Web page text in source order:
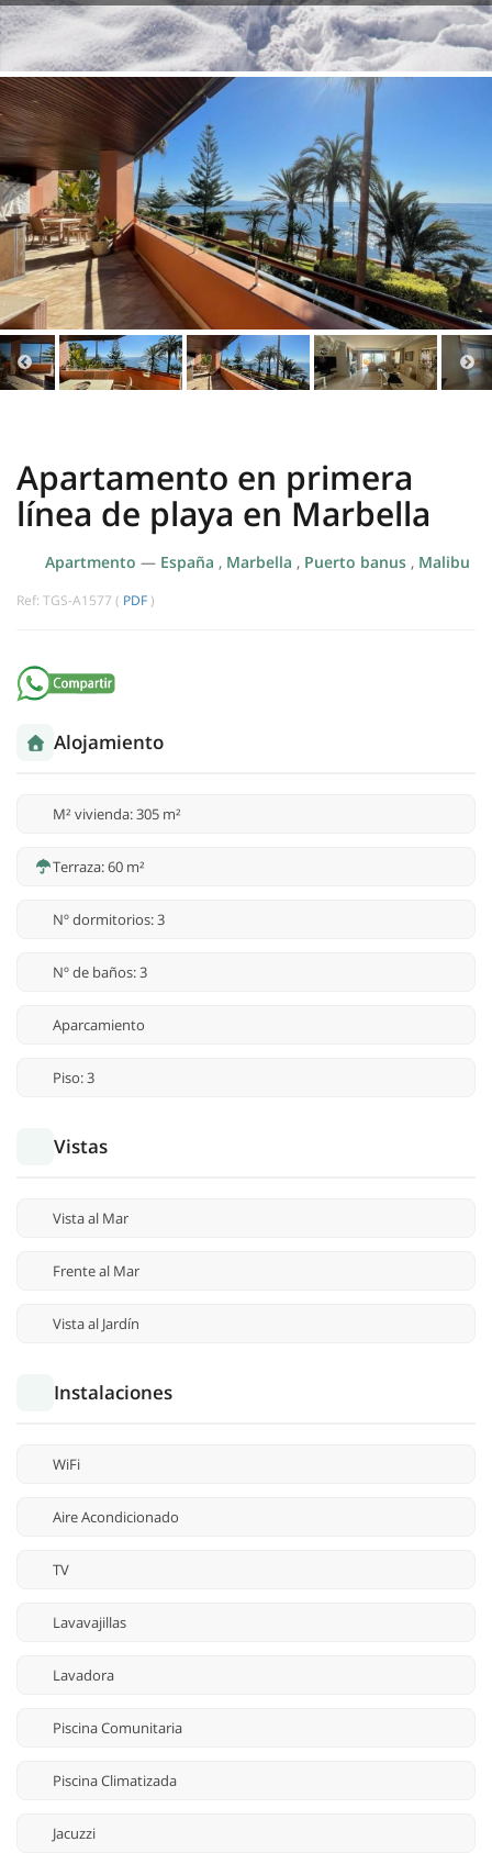
Apartamento en primera
línea de playa en Marbella
Apartmento — España , Marbella , Puerto banus , Malibu
Ref: TGS-A1577 ( PDF )
Alojamiento
M² vivienda: 305 m²
Terraza: 60 m²
Nº dormitorios: 3
Nº de baños: 3
Aparcamiento
Piso: 3
Vistas
Vista al Mar
Frente al Mar
Vista al Jardín
Instalaciones
WiFi
Aire Acondicionado
TV
Lavavajillas
Lavadora
Piscina Comunitaria
Piscina Climatizada
Jacuzzi